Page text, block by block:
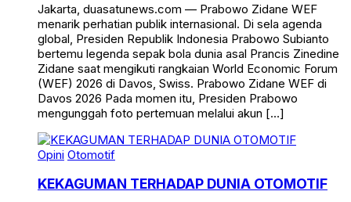
Jakarta, duasatunews.com — Prabowo Zidane WEF
menarik perhatian publik internasional. Di sela agenda
global, Presiden Republik Indonesia Prabowo Subianto
bertemu legenda sepak bola dunia asal Prancis Zinedine
Zidane saat mengikuti rangkaian World Economic Forum
(WEF) 2026 di Davos, Swiss. Prabowo Zidane WEF di
Davos 2026 Pada momen itu, Presiden Prabowo
mengunggah foto pertemuan melalui akun […]
Opini Otomotif
KEKAGUMAN TERHADAP DUNIA OTOMOTIF